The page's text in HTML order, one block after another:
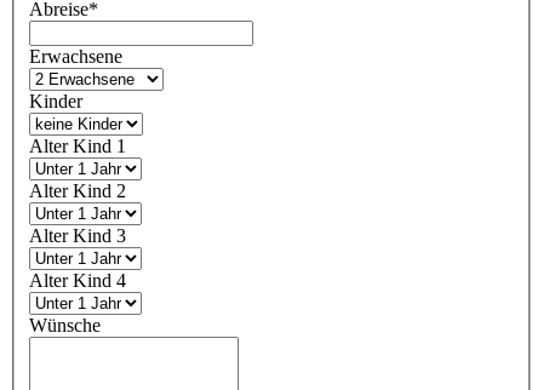
Abreise*
Erwachsene
Kinder
Alter Kind 1
Alter Kind 2
Alter Kind 3
Alter Kind 4
Wünsche